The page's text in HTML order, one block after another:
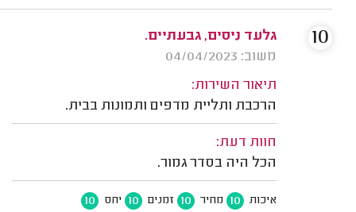
גלעד ניסים, גבעתיים.
משוב: 04/04/2023
תיאור השירות:
הרכבת ותליית מדפים ותמונות בבית.
חוות דעת:
הכל היה בסדר גמור.
איכות 10 מחיר 10 זמנים 10 יחס 10
10